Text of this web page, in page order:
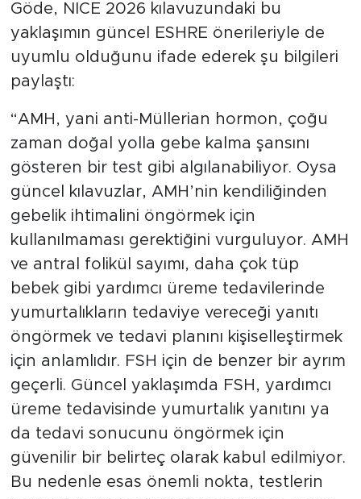
Göde, NICE 2026 kılavuzundaki bu
yaklaşımın güncel ESHRE önerileriyle de
uyumlu olduğunu ifade ederek şu bilgileri
paylaştı:
“AMH, yani anti-Müllerian hormon, çoğu
zaman doğal yolla gebe kalma şansını
gösteren bir test gibi algılanabiliyor. Oysa
güncel kılavuzlar, AMH’nin kendiliğinden
gebelik ihtimalini öngörmek için
kullanılmaması gerektiğini vurguluyor. AMH
ve antral folikül sayımı, daha çok tüp
bebek gibi yardımcı üreme tedavilerinde
yumurtalıkların tedaviye vereceği yanıtı
öngörmek ve tedavi planını kişiselleştirmek
için anlamlıdır. FSH için de benzer bir ayrım
geçerli. Güncel yaklaşımda FSH, yardımcı
üreme tedavisinde yumurtalık yanıtını ya
da tedavi sonucunu öngörmek için
güvenilir bir belirteç olarak kabul edilmiyor.
Bu nedenle esas önemli nokta, testlerin